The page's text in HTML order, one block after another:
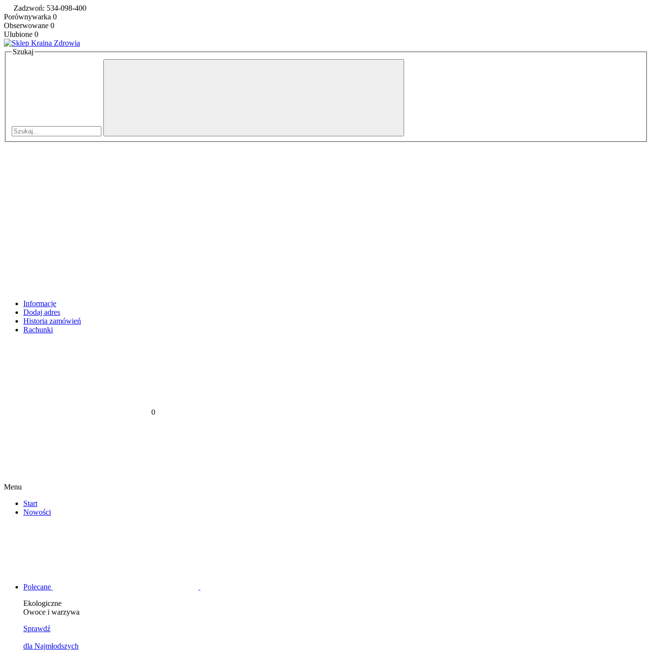
Zadzwoń: 534-098-400
Porównywarka 0
Obserwowane 0
Ulubione 0
Szukaj
Informacje
Dodaj adres
Historia zamówień
Rachunki
0
Menu
Start
Nowości
Polecane
Ekologiczne
Owoce i warzywa
Sprawdź
dla Najmłodszych